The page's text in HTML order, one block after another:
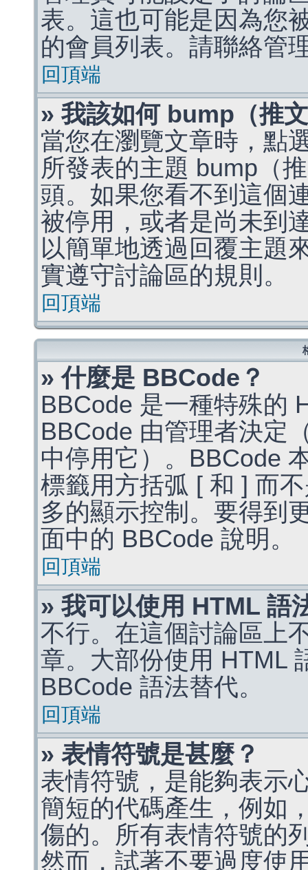
表。這也可能是因為您
的會員列表。請聯絡管
回頂端
» 我該如何 bump（推
當您在瀏覽文章時，點
所發表的主題 bump（
頭。如果您看不到這個
被停用，或者是尚未到
以簡單地透過回覆主題
實遵守討論區的規則。
回頂端
» 什麼是 BBCode？
BBCode 是一種特殊的
BBCode 由管理者決定
中停用它）。BBCode
標籤用方括弧 [ 和 ] 而
多的顯示控制。要得到
面中的 BBCode 說明。
回頂端
» 我可以使用 HTML 語
不行。在這個討論區上
章。大部份使用 HTML
BBCode 語法替代。
回頂端
» 表情符號是甚麼？
表情符號，是能夠表示
簡短的代碼產生，例如
傷的。所有表情符號的
然而，試著不要過度使